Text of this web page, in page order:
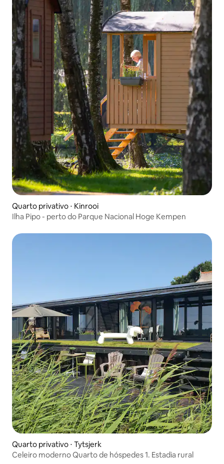
Quarto privativo ⋅ Kinrooi
Ilha Pipo - perto do Parque Nacional Hoge Kempen
Quarto privativo ⋅ Tytsjerk
Celeiro moderno Quarto de hóspedes 1. Estadia rural